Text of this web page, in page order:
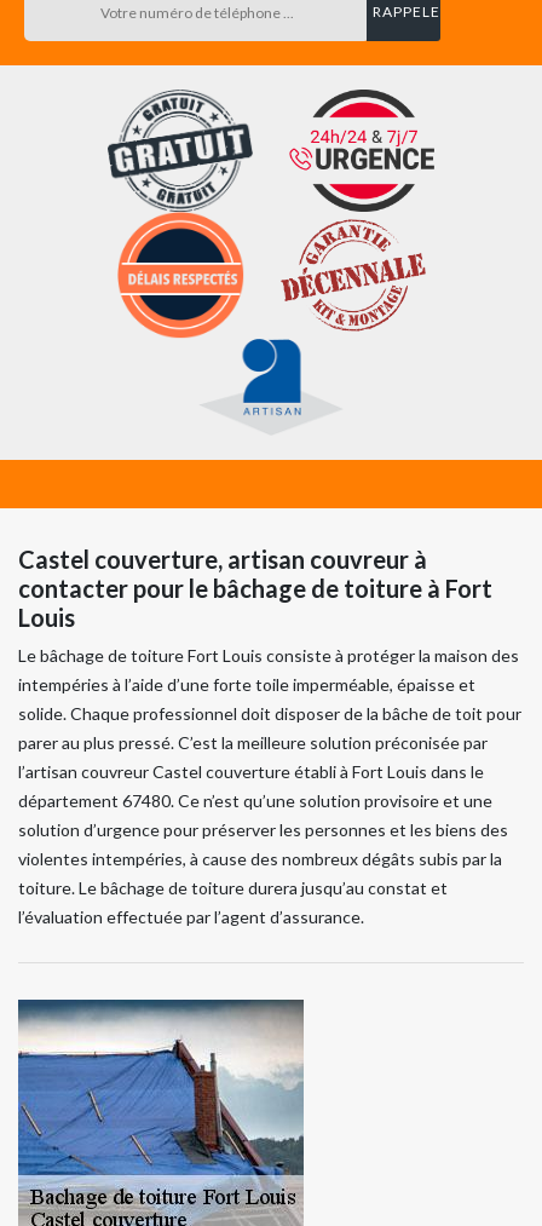
Castel couverture, artisan couvreur à
contacter pour le bâchage de toiture à Fort
Louis
Le bâchage de toiture Fort Louis consiste à protéger la maison des
intempéries à l’aide d’une forte toile imperméable, épaisse et
solide. Chaque professionnel doit disposer de la bâche de toit pour
parer au plus pressé. C’est la meilleure solution préconisée par
l’artisan couvreur Castel couverture établi à Fort Louis dans le
département 67480. Ce n’est qu’une solution provisoire et une
solution d’urgence pour préserver les personnes et les biens des
violentes intempéries, à cause des nombreux dégâts subis par la
toiture. Le bâchage de toiture durera jusqu’au constat et
l’évaluation effectuée par l’agent d’assurance.